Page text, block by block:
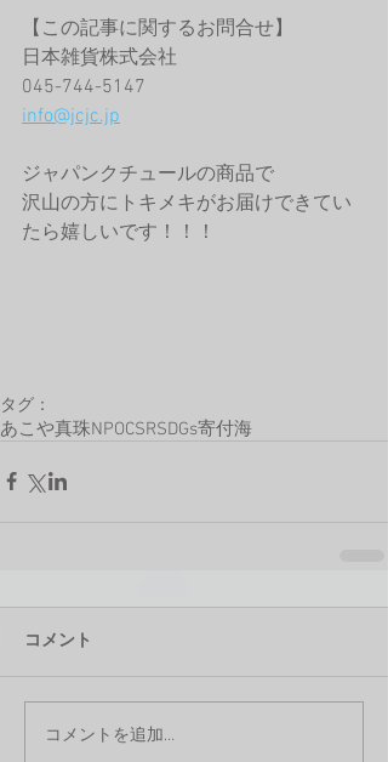
【この記事に関するお問合せ】
日本雑貨株式会社
045-744-5147
info@jcjc.jp
ジャパンクチュールの商品で
沢山の方にトキメキがお届けできてい
たら嬉しいです！！！
タグ：
あこや真珠NPOCSRSDGs寄付海
コメント
コメントを追加…